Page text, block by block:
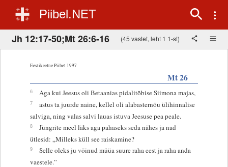
Piibel.NET
Jh 12:17-50;Mt 26:6-16 (45 vastet, leht 1 1-st)
Eestikeelne Piibel 1997
Mt 26
6 Aga kui Jeesus oli Betaanias pidalitõbise Siimona majas,
7
astus ta juurde naine, kellel oli alabasternõu ülihinnalise
salviga, ning valas salvi lauas istuva Jeesuse pea peale.
8
Jüngrite meel läks aga pahaseks seda nähes ja nad
ütlesid: „Milleks küll see raiskamine?
9
Selle oleks ju võinud müüa suure raha eest ja raha anda
vaestele.”